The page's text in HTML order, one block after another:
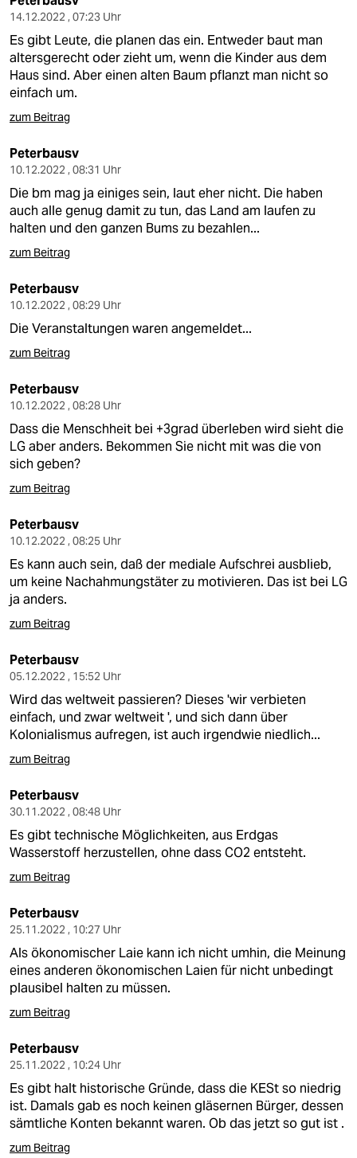
14.12.2022 , 07:23 Uhr
Es gibt Leute, die planen das ein. Entweder baut man
altersgerecht oder zieht um, wenn die Kinder aus dem
Haus sind. Aber einen alten Baum pflanzt man nicht so
einfach um.
zum Beitrag
Peterbausv
10.12.2022 , 08:31 Uhr
Die bm mag ja einiges sein, laut eher nicht. Die haben
auch alle genug damit zu tun, das Land am laufen zu
halten und den ganzen Bums zu bezahlen...
zum Beitrag
Peterbausv
10.12.2022 , 08:29 Uhr
Die Veranstaltungen waren angemeldet...
zum Beitrag
Peterbausv
10.12.2022 , 08:28 Uhr
Dass die Menschheit bei +3grad überleben wird sieht die
LG aber anders. Bekommen Sie nicht mit was die von
sich geben?
zum Beitrag
Peterbausv
10.12.2022 , 08:25 Uhr
Es kann auch sein, daß der mediale Aufschrei ausblieb,
um keine Nachahmungstäter zu motivieren. Das ist bei LG
ja anders.
zum Beitrag
Peterbausv
05.12.2022 , 15:52 Uhr
Wird das weltweit passieren? Dieses 'wir verbieten
einfach, und zwar weltweit ', und sich dann über
Kolonialismus aufregen, ist auch irgendwie niedlich...
zum Beitrag
Peterbausv
30.11.2022 , 08:48 Uhr
Es gibt technische Möglichkeiten, aus Erdgas
Wasserstoff herzustellen, ohne dass CO2 entsteht.
zum Beitrag
Peterbausv
25.11.2022 , 10:27 Uhr
Als ökonomischer Laie kann ich nicht umhin, die Meinung
eines anderen ökonomischen Laien für nicht unbedingt
plausibel halten zu müssen.
zum Beitrag
Peterbausv
25.11.2022 , 10:24 Uhr
Es gibt halt historische Gründe, dass die KESt so niedrig
ist. Damals gab es noch keinen gläsernen Bürger, dessen
sämtliche Konten bekannt waren. Ob das jetzt so gut ist .
zum Beitrag